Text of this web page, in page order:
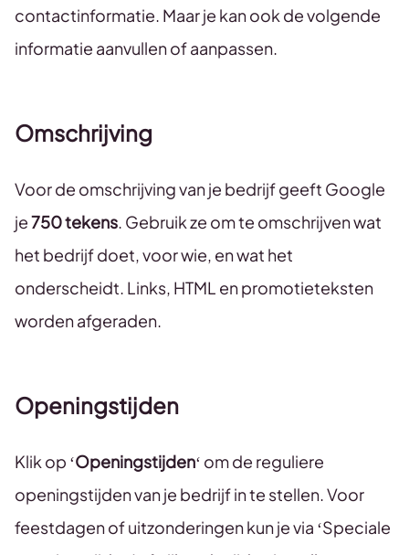
contactinformatie. Maar je kan ook de volgende
informatie aanvullen of aanpassen.
Omschrijving
Voor de omschrijving van je bedrijf geeft Google
je750 tekens. Gebruik ze om te omschrijven wat
het bedrijf doet, voor wie, en wat het
onderscheidt. Links, HTML en promotieteksten
worden afgeraden.
Openingstijden
Klik op ‘Openingstijden‘ om de reguliere
openingstijden van je bedrijf in te stellen. Voor
feestdagen of uitzonderingen kun je via ‘Speciale